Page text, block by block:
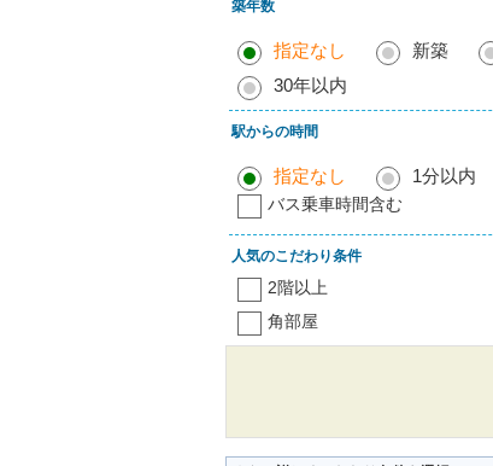
築年数
指定なし 新築
30年以内
駅からの時間
指定なし 1分以内
バス乗車時間含む
人気のこだわり条件
2階以上
角部屋